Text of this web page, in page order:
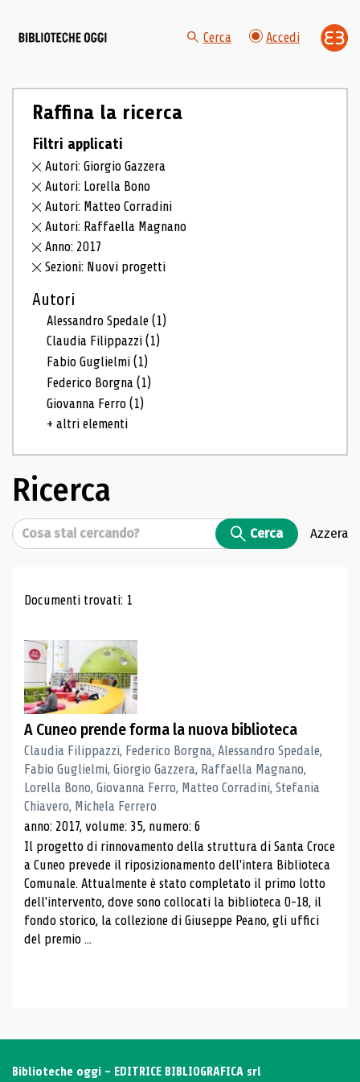
Cerca Accedi
Raffina la ricerca
Filtri applicati
Autori: Giorgio Gazzera
Autori: Lorella Bono
Autori: Matteo Corradini
Autori: Raffaella Magnano
Anno: 2017
Sezioni: Nuovi progetti
Autori
Alessandro Spedale(1)
Claudia Filippazzi(1)
Fabio Guglielmi(1)
Federico Borgna(1)
Giovanna Ferro(1)
+ altri elementi
Ricerca
Cerca Cerca Azzera
Risultati di ricerca
Documenti trovati: 1
A Cuneo prende forma la nuova biblioteca
Claudia Filippazzi, Federico Borgna, Alessandro Spedale,
Fabio Guglielmi, Giorgio Gazzera, Raffaella Magnano,
Lorella Bono, Giovanna Ferro, Matteo Corradini, Stefania
Chiavero, Michela Ferrero
anno: 2017, volume: 35, numero: 6
Il progetto di rinnovamento della struttura di Santa Croce
a Cuneo prevede il riposizionamento dell'intera Biblioteca
Comunale. Attualmente è stato completato il primo lotto
dell'intervento, dove sono collocati la biblioteca 0-18, il
fondo storico, la collezione di Giuseppe Peano, gli uffici
del premio ...
Biblioteche oggi - EDITRICE BIBLIOGRAFICA srl